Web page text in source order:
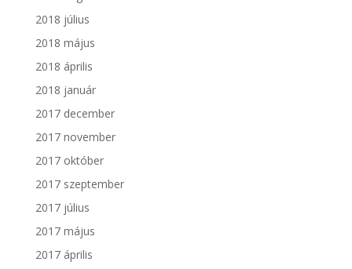
2018 július
2018 május
2018 április
2018 január
2017 december
2017 november
2017 október
2017 szeptember
2017 július
2017 május
2017 április